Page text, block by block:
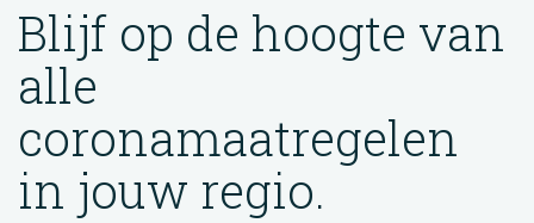
Blijf op de hoogte van
alle
coronamaatregelen
in jouw regio.